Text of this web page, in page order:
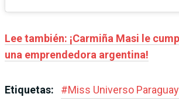
Lee también: ¡Carmiña Masi le
una emprendedora argentina!
Etiquetas: #Miss Universo